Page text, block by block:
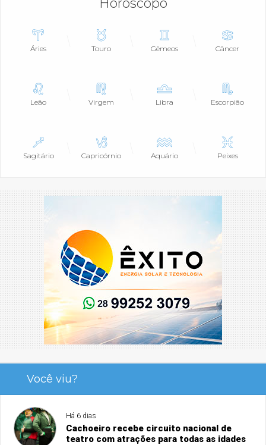
Áries Touro Gêmeos Câncer
Leão Virgem Libra Escorpião
Sagitário Capricórnio Aquário Peixes
Você viu?
Há 6 dias
Cachoeiro recebe circuito nacional de
teatro com atrações para todas as idades